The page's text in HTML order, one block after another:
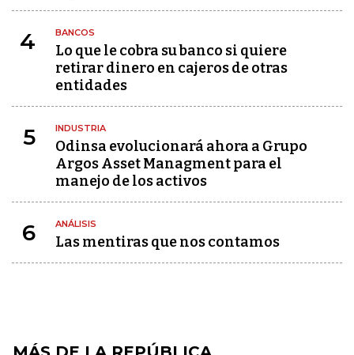
4 BANCOS
Lo que le cobra su banco si quiere
retirar dinero en cajeros de otras
entidades
5 INDUSTRIA
Odinsa evolucionará ahora a Grupo
Argos Asset Managment para el
manejo de los activos
6 ANÁLISIS
Las mentiras que nos contamos